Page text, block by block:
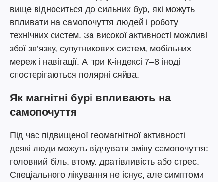
вище відноситься до сильних бур, які можуть
впливати на самопочуття людей і роботу
технічних систем. За високої активності можливі
збої зв’язку, супутникових систем, мобільних
мереж і навігації. А при К-індексі 7–8 іноді
спостерігаються полярні сяйва.
Як магнітні бурі впливають на
самопочуття
Під час підвищеної геомагнітної активності
деякі люди можуть відчувати зміну самопочуття:
головний біль, втому, дратівливість або стрес.
Спеціального лікування не існує, але симптоми